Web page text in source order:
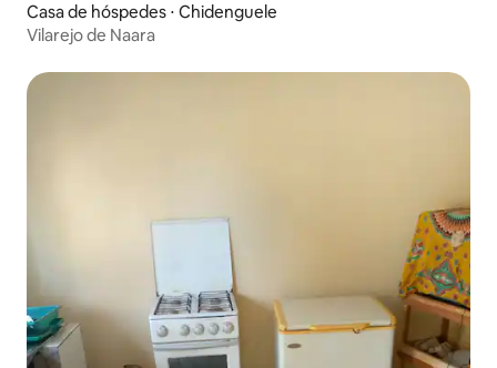
Casa de hóspedes ⋅ Chidenguele
Vilarejo de Naara